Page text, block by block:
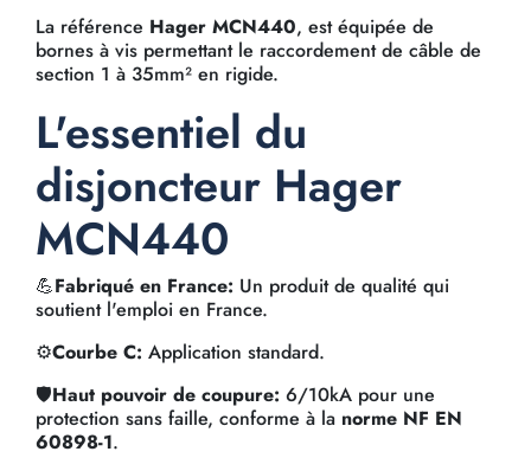
La référence Hager MCN440, est équipée de
bornes à vis permettant le raccordement de câble de
section 1 à 35mm² en rigide.
L'essentiel du
disjoncteur Hager
MCN440
💪Fabriqué en France: Un produit de qualité qui
soutient l'emploi en France.
⚙️Courbe C: Application standard.
🛡️Haut pouvoir de coupure: 6/10kA pour une
protection sans faille, conforme à la norme NF EN
60898-1.